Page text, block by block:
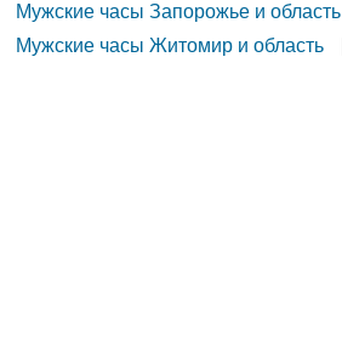
Мужские часы Запорожье и область
Мужские часы Житомир и область